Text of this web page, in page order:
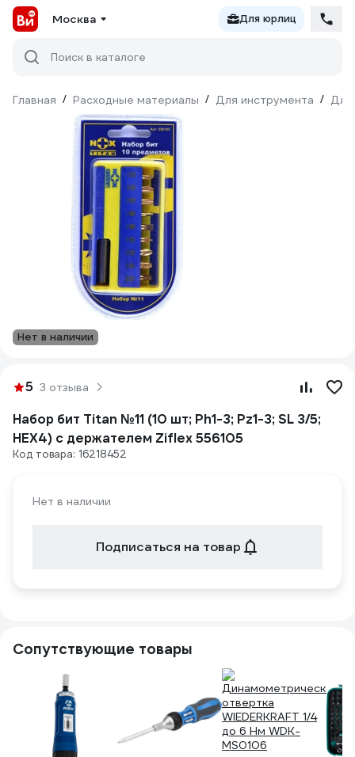
Москва Для юрлиц
Поиск в каталоге
Главная / Расходные материалы / Для инструмента / Для
Нет в наличии
5 3 отзыва
Набор бит Titan №11 (10 шт; Ph1-3; Pz1-3; SL 3/5;
HEX4) с держателем Ziflex 556105
Код товара: 16218452
Нет в наличии
Подписаться на товар
Сопутствующие товары